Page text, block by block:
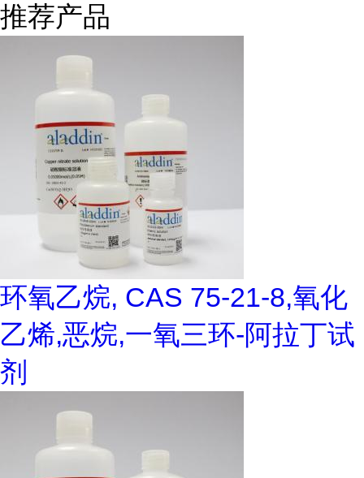
推荐产品
环氧乙烷, CAS 75-21-8,氧化
乙烯,恶烷,一氧三环-阿拉丁试
剂